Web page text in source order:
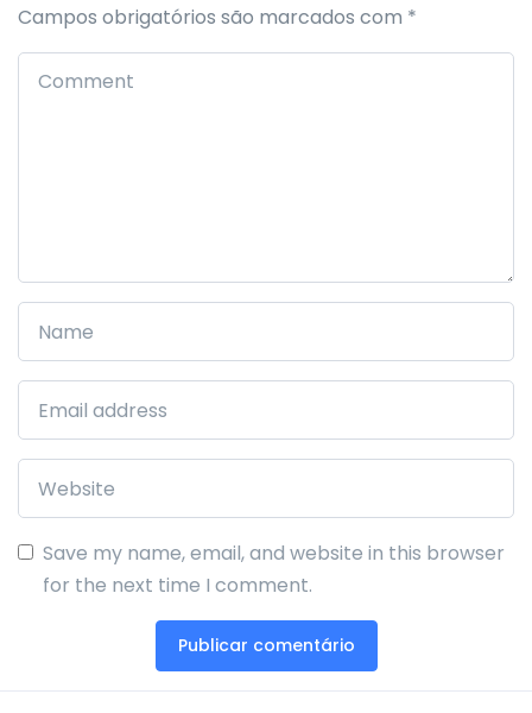
Campos obrigatórios são marcados com *
Save my name, email, and website in this browser
for the next time I comment.